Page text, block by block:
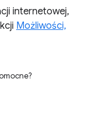
internetowej,
Możliwości,